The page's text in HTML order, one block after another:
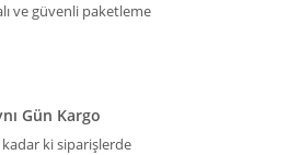
ve güvenli paketleme
Gün Kargo
kadar ki siparişlerde